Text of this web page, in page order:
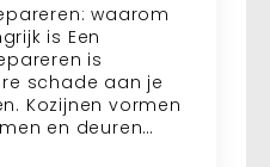
waarom
is Een
is
schade aan je
Kozijnen vormen
en deuren…